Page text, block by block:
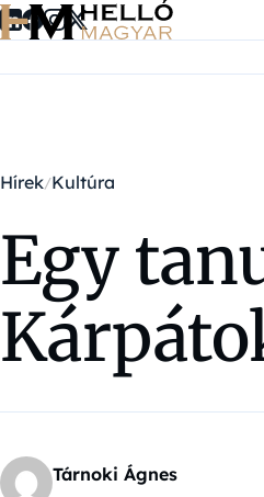
Ugrás a tartalomra
Hírek Kultúra
Egy
Tárnoki Ágnes